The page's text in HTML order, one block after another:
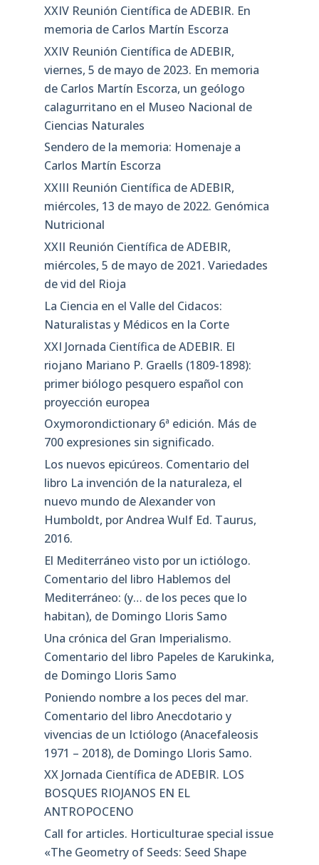
XXIV Reunión Científica de ADEBIR. En
memoria de Carlos Martín Escorza
XXIV Reunión Científica de ADEBIR,
viernes, 5 de mayo de 2023. En memoria
de Carlos Martín Escorza, un geólogo
calagurritano en el Museo Nacional de
Ciencias Naturales
Sendero de la memoria: Homenaje a
Carlos Martín Escorza
XXIII Reunión Científica de ADEBIR,
miércoles, 13 de mayo de 2022. Genómica
Nutricional
XXII Reunión Científica de ADEBIR,
miércoles, 5 de mayo de 2021. Variedades
de vid del Rioja
La Ciencia en el Valle del Cidacos:
Naturalistas y Médicos en la Corte
XXI Jornada Científica de ADEBIR. El
riojano Mariano P. Graells (1809-1898):
primer biólogo pesquero español con
proyección europea
Oxymorondictionary 6ª edición. Más de
700 expresiones sin significado.
Los nuevos epicúreos. Comentario del
libro La invención de la naturaleza, el
nuevo mundo de Alexander von
Humboldt, por Andrea Wulf Ed. Taurus,
2016.
El Mediterráneo visto por un ictiólogo.
Comentario del libro Hablemos del
Mediterráneo: (y… de los peces que lo
habitan), de Domingo Lloris Samo
Una crónica del Gran Imperialismo.
Comentario del libro Papeles de Karukinka,
de Domingo Lloris Samo
Poniendo nombre a los peces del mar.
Comentario del libro Anecdotario y
vivencias de un Ictiólogo (Anacefaleosis
1971 – 2018), de Domingo Lloris Samo.
XX Jornada Científica de ADEBIR. LOS
BOSQUES RIOJANOS EN EL
ANTROPOCENO
Call for articles. Horticulturae special issue
«The Geometry of Seeds: Seed Shape